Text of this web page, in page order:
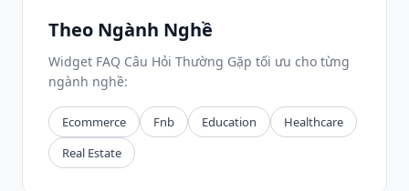
Theo Ngành Nghề
Widget FAQ Câu Hỏi Thường Gặp tối ưu cho từng
ngành nghề:
Ecommerce Fnb Education
Healthcare
Real Estate